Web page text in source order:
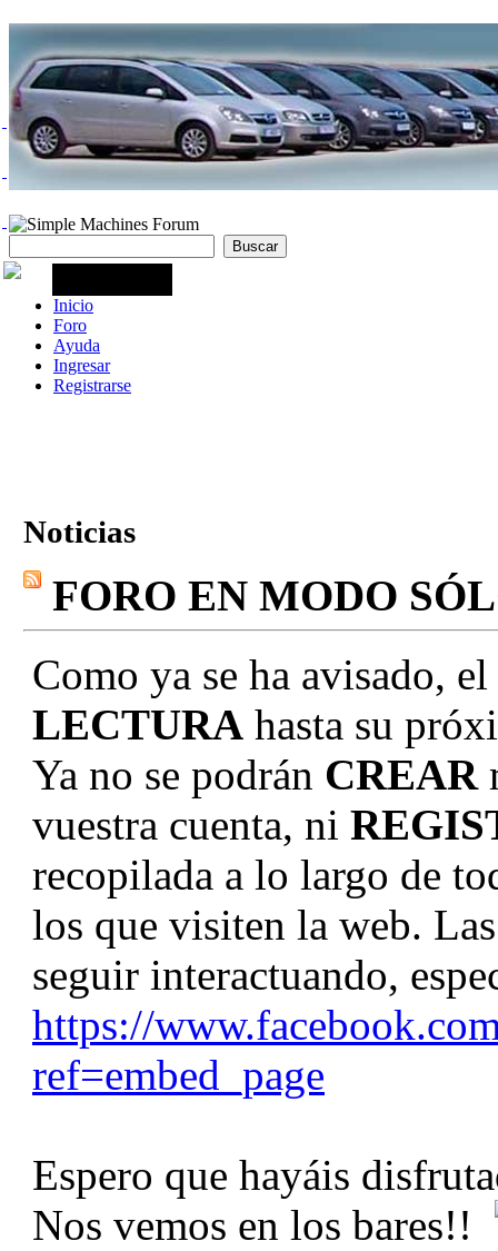
Inicio
Foro
Ayuda
Ingresar
Registrarse
Noticias
FORO EN MODO
Como ya se ha avisado,
LECTURA hasta su
Ya no se podrán CREAR
vuestra cuenta, ni
recopilada a lo largo de
los que visiten la web.
seguir interactuando,
https://
ref=embed_page
Espero que hayáis
Nos vemos en los bares!!